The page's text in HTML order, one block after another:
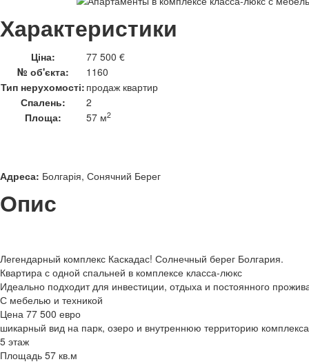
Характеристики
Ціна:
77 500 €
№ об'єкта:
1160
Тип нерухомості: продаж квартир
Спалень:
2
Площа:
57 м2
Адреса: Болгарія, Сонячний Берег
Опис
Легендарный комплекс Каскадас! Солнечный берег Болгария.
Квартира с одной спальней в комплексе класса-люкс
Идеально подходит для инвестиции, отдыха и постоянного
С мебелью и техникой
Цена 77 500 евро
шикарный вид на парк, озеро и внутреннюю территорию комплекса
5 этаж
Площадь 57 кв.м